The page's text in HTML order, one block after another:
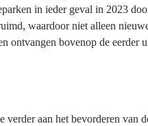
in ieder geval in 2023
waardoor niet alleen
ontvangen bovenop de eerder
verder aan het bevorderen